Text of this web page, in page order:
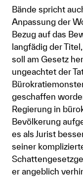
Bände spricht
Anpassung der
Bezug auf das
langfädig der
soll am Gesetz
ungeachtet der
geschaffen
Regierung in
Bevölkerung
es als Jurist
seiner
er angeblich